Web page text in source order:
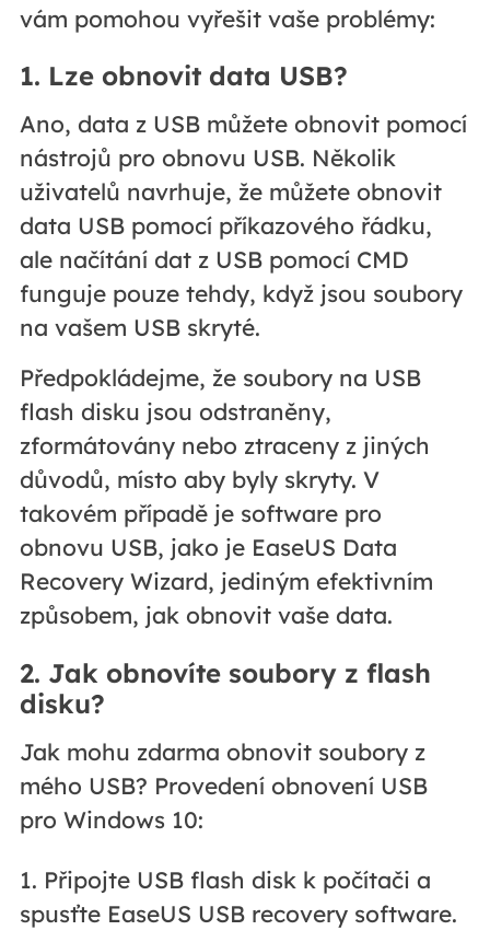
vám pomohou vyřešit vaše problémy:
1. Lze obnovit data USB?
Ano, data z USB můžete obnovit pomocí
nástrojů pro obnovu USB. Několik
uživatelů navrhuje, že můžete obnovit
data USB pomocí příkazového řádku,
ale načítání dat z USB pomocí CMD
funguje pouze tehdy, když jsou soubory
na vašem USB skryté.
Předpokládejme, že soubory na USB
flash disku jsou odstraněny,
zformátovány nebo ztraceny z jiných
důvodů, místo aby byly skryty. V
takovém případě je software pro
obnovu USB, jako je EaseUS Data
Recovery Wizard, jediným efektivním
způsobem, jak obnovit vaše data.
2. Jak obnovíte soubory z flash
disku?
Jak mohu zdarma obnovit soubory z
mého USB? Provedení obnovení USB
pro Windows 10:
1. Připojte USB flash disk k počítači a
spusťte EaseUS USB recovery software.